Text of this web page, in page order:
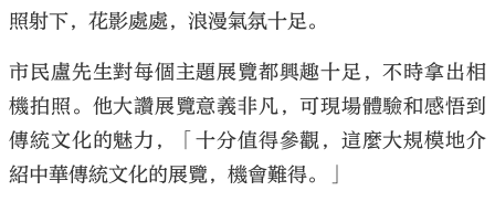
照射下，花影處處，浪漫氣氛十足。
市民盧先生對每個主題展覽都興趣十足，不時拿出相
機拍照。他大讚展覽意義非凡，可現場體驗和感悟到
傳統文化的魅力，「十分值得參觀，這麼大規模地介
紹中華傳統文化的展覽，機會難得。」